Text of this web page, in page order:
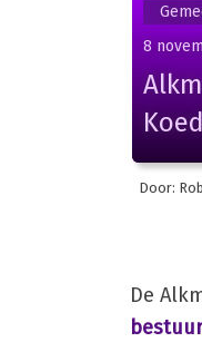
8
Door:
De